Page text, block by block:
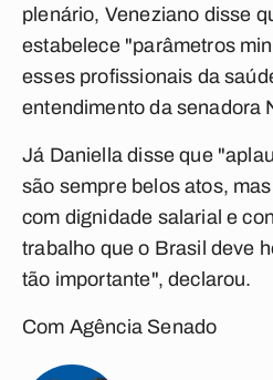
plenário, Veneziano disse
estabelece "parâmetros
esses profissionais da
entendimento da senadora
Já Daniella disse que
são sempre belos atos,
com dignidade salarial e
trabalho que o Brasil deve
tão importante", declarou.
Com Agência Senado